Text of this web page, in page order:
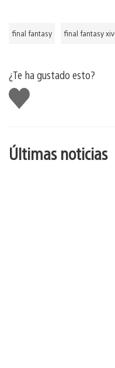
final fantasy final fantasy xiv
¿Te ha gustado esto?
Me
gusta
Últimas noticias